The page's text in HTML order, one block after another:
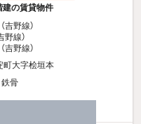
の賃貸物件
吉野線）
野線）
吉野線）
町大字桧垣本
骨